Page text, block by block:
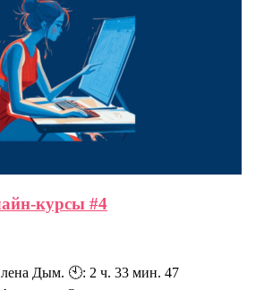
курсы #4
Дым. 🕙: 2 ч. 33 мин. 47